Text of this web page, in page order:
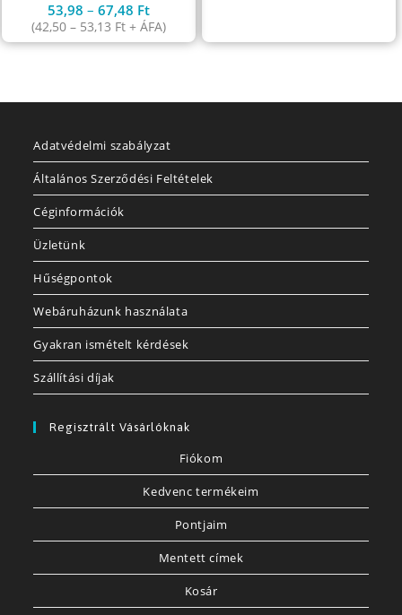
53,98–67,48 Ft
(42,50– 53,13 Ft + ÁFA)
Adatvédelmi szabályzat
Általános Szerződési Feltételek
Céginformációk
Üzletünk
Hűségpontok
Webáruházunk használata
Gyakran ismételt kérdések
Szállítási díjak
Regisztrált Vásárlóknak
Fiókom
Kedvenc termékeim
Pontjaim
Mentett címek
Kosár